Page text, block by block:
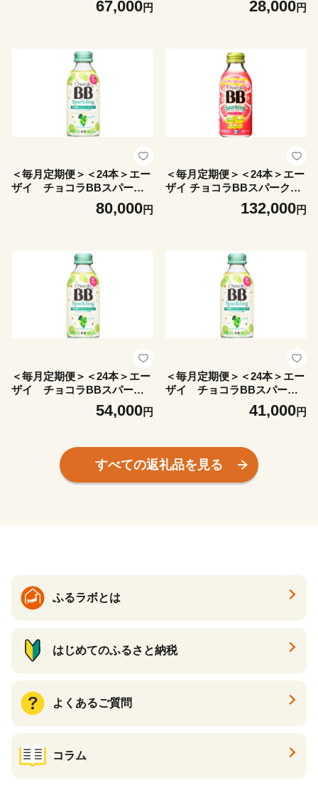
67,000円 28,000円
＜毎月定期便＞＜24本＞エー
ザイ チョコラBBスパーク
リング マスカット味全6回
80,000円
＜毎月定期便＞＜24本＞エー
ザイ チョコラBBスパークリ
ング グレープフルーツ&ピー
チ味全10回【4062529】
132,000円
＜毎月定期便＞＜24本＞エー
ザイ チョコラBBスパーク
リング マスカット味全4回
54,000円
＜毎月定期便＞＜24本＞エー
ザイ チョコラBBスパーク
リング マスカット味全3回
41,000円
すべての返礼品を見る
ふるラボとは
はじめてのふるさと納税
よくあるご質問
コラム